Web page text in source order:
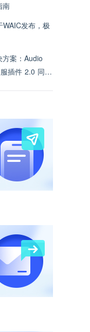
南
发布，极
案：Audio
插件 2.0 同步